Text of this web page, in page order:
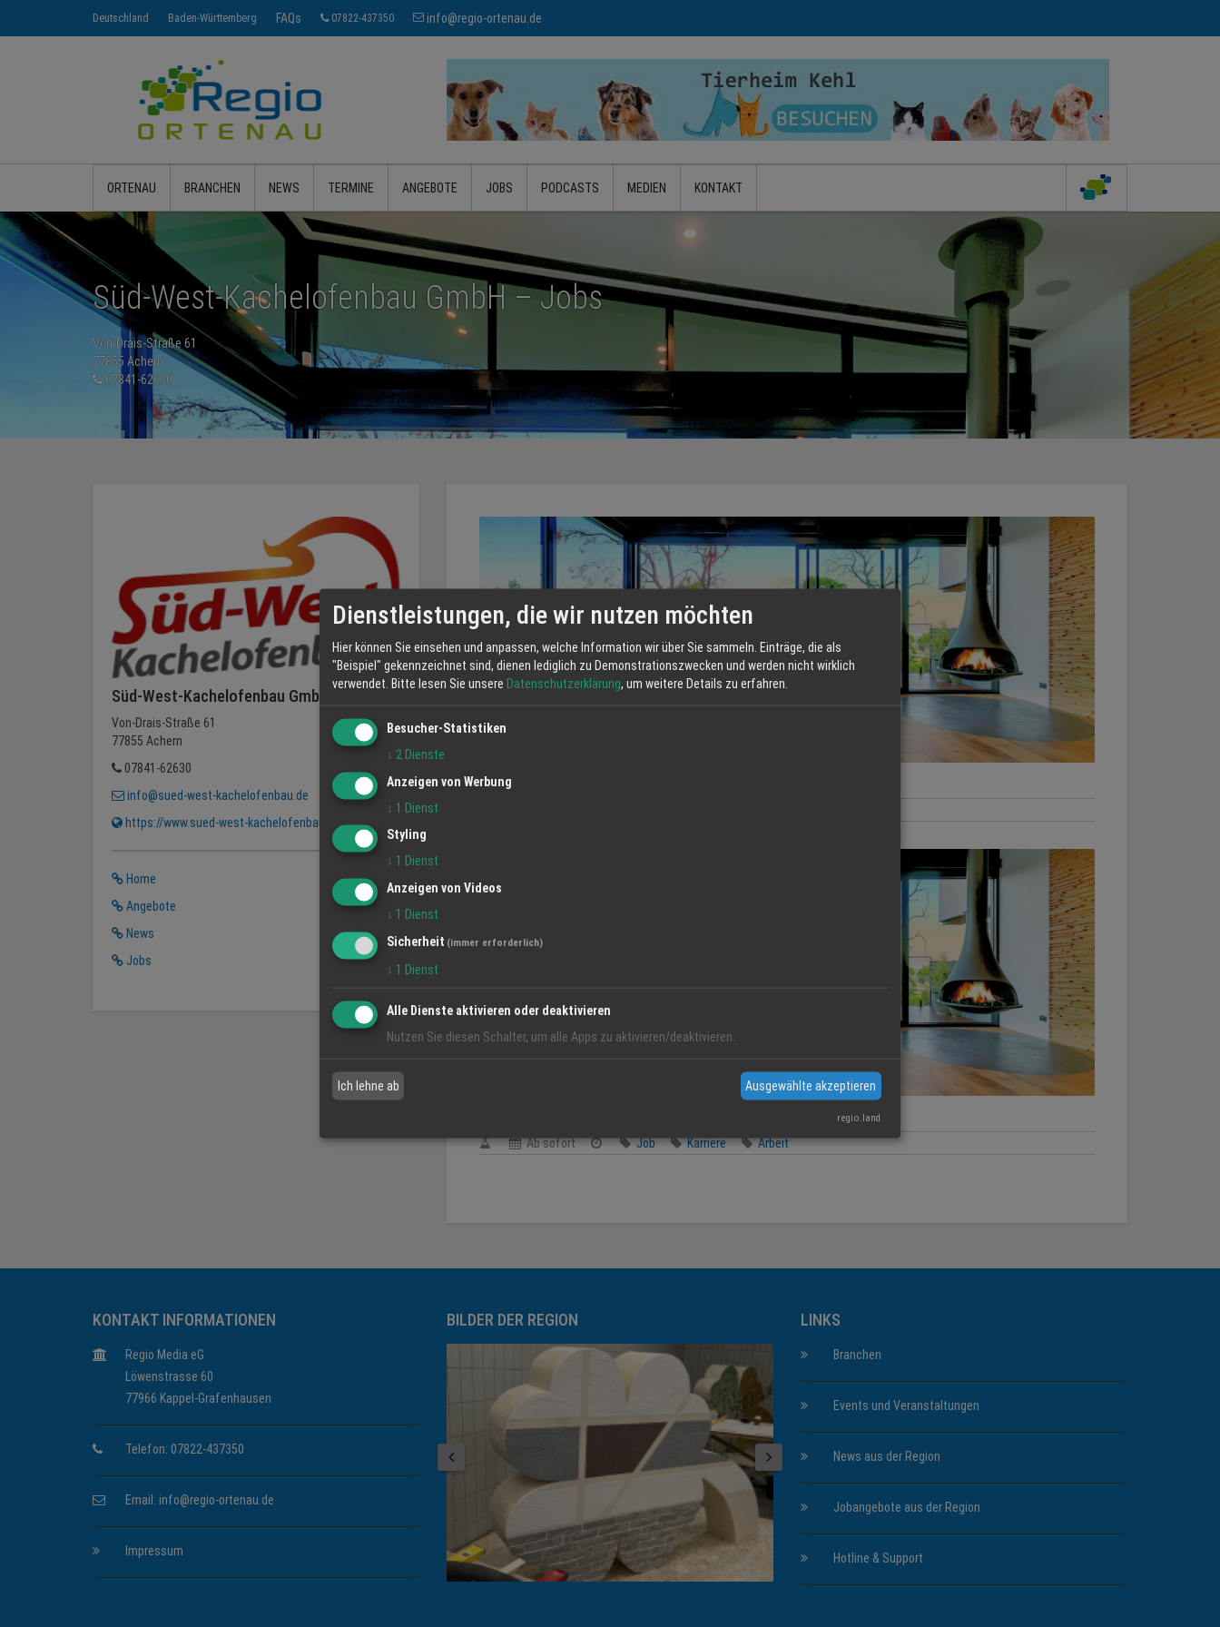
Deutschland Baden-Württemberg FAQs 07822-437350 info@regio-ortenau.de
ORTENAU BRANCHEN NEWS TERMINE ANGEBOTE JOBS PODCASTS MEDIEN KONTAKT
Süd-West-Kachelofenbau GmbH – Jobs
Von-Drais-Straße 61
77855 Achern
07841-62630
Süd-West-Kachelofenbau GmbH
Von-Drais-Straße 61
77855 Achern
07841-62630
info@sued-west-kachelofenbau.de
https://www.sued-west-kachelofenbau.de
Home
Angebote
News
Jobs
Ofen /und Kaminbauer/in (M/W/D)
Ab sofort Job Karriere Arbeit
KONTAKT INFORMATIONEN
Regio Media eG
Löwenstrasse 60
77966 Kappel-Grafenhausen
Telefon: 07822-437350
Email: info@regio-ortenau.de
Impressum
BILDER DER REGION LINKS
Branchen
Events und Veranstaltungen
News aus der Region
Jobangebote aus der Region
Hotline & Support
Dienstleistungen, die wir nutzen möchten
Hier können Sie einsehen und anpassen, welche Information wir über Sie sammeln. Einträge, die als
"Beispiel" gekennzeichnet sind, dienen lediglich zu Demonstrationszwecken und werden nicht wirklich
verwendet. Bitte lesen Sie unsere Datenschutzerklärung, um weitere Details zu erfahren.
Besucher-Statistiken
↓ 2 Dienste
Anzeigen von Werbung
↓ 1 Dienst
Styling
↓ 1 Dienst
Anzeigen von Videos
↓ 1 Dienst
Sicherheit (immer erforderlich)
↓ 1 Dienst
Alle Dienste aktivieren oder deaktivieren
Nutzen Sie diesen Schalter, um alle Apps zu aktivieren/deaktivieren.
Ich lehne ab Ausgewählte akzeptieren
regio.land